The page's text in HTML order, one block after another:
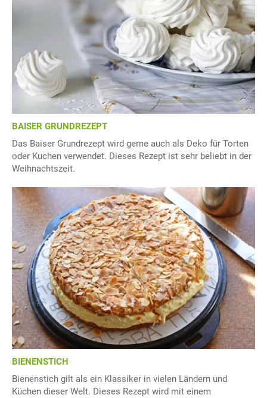
BAISER GRUNDREZEPT
Das Baiser Grundrezept wird gerne auch als Deko für Torten
oder Kuchen verwendet. Dieses Rezept ist sehr beliebt in der
Weihnachtszeit.
BIENENSTICH
Bienenstich gilt als ein Klassiker in vielen Ländern und
Küchen dieser Welt. Dieses Rezept wird mit einem